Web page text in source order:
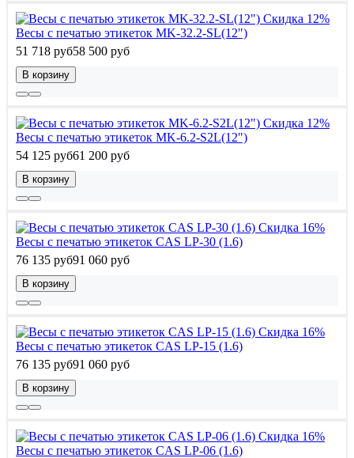
Скидка 12%
Весы с печатью этикеток MK-32.2-SL(12")
51 718 руб58 500 руб
В корзину
Скидка 12%
Весы с печатью этикеток MK-6.2-S2L(12")
54 125 руб61 200 руб
В корзину
Скидка 16%
Весы с печатью этикеток CAS LP-30 (1.6)
76 135 руб91 060 руб
В корзину
Скидка 16%
Весы с печатью этикеток CAS LP-15 (1.6)
76 135 руб91 060 руб
В корзину
Скидка 16%
Весы с печатью этикеток CAS LP-06 (1.6)